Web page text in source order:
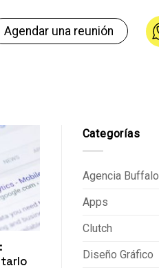
Agendar una reunión
Categorías
Agencia Buffalo
Apps
Clutch
Diseño Gráfico